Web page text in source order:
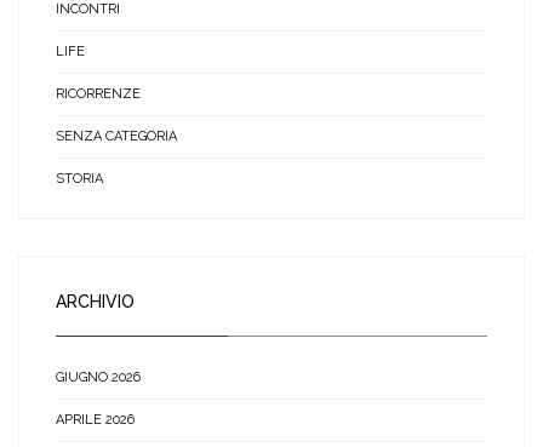
INCONTRI
LIFE
RICORRENZE
SENZA CATEGORIA
STORIA
ARCHIVIO
GIUGNO 2026
APRILE 2026